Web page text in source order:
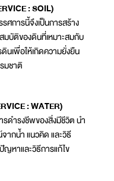
: SOIL)
การนี้จึงเป็นการสร้าง
มบัติของดินที่เหมาะสมกับ
นเพื่อให้เกิดความยั่งยืน
มชาติ
: WATER)
ดำรงชีพของสิ่งมีชีวิต นำ
ากน้ำ แนวคิด และวิธี
ญหาและวิธีการแก้ไข